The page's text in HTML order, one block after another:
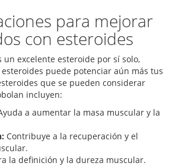
para mejorar
con esteroides
un excelente esteroide por sí solo,
puede potenciar aún más tus
que se pueden considerar
incluyen:
a aumentar la masa muscular y la
Contribuye a la recuperación y el
la definición y la dureza muscular.